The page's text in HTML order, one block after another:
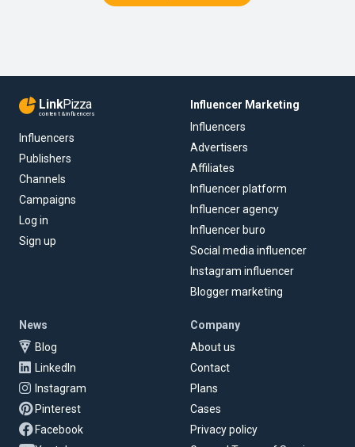
LinkPizza
content & influencers
Influencers
Publishers
Channels
Campaigns
Log in
Sign up
Influencer Marketing
Influencers
Advertisers
Affiliates
Influencer platform
Influencer agency
Influencer buro
Social media influencer
Instagram influencer
Blogger marketing
News
Blog
LinkedIn
Instagram
Pinterest
Facebook
Company
About us
Contact
Plans
Cases
Privacy policy